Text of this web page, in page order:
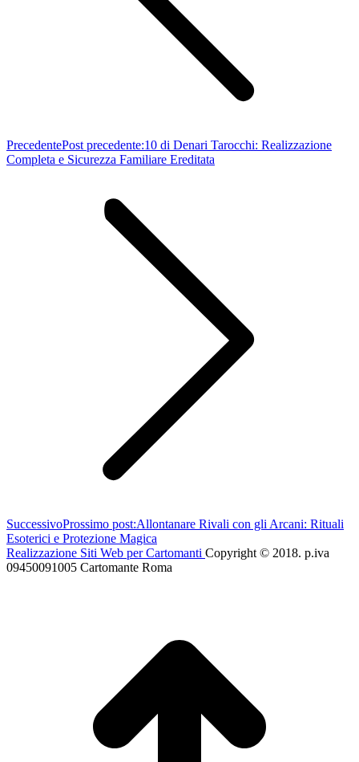
PrecedentePost precedente:10 di Denari Tarocchi: Realizzazione
Completa e Sicurezza Familiare Ereditata
SuccessivoProssimo post:Allontanare Rivali con gli Arcani: Rituali
Esoterici e Protezione Magica
Realizzazione Siti Web per Cartomanti Copyright © 2018. p.iva
09450091005 Cartomante Roma